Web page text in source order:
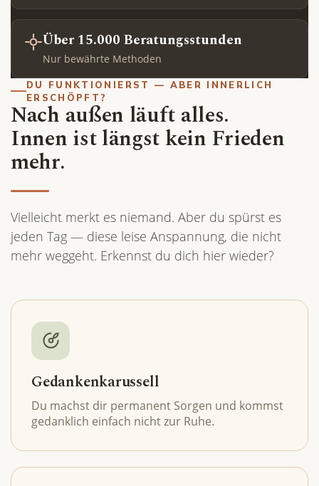
Über 15.000 Beratungsstunden
Nur bewährte Methoden
DU FUNKTIONIERST — ABER INNERLICH
ERSCHÖPFT?
Nach außen läuft alles.
Innen ist längst kein Frieden
mehr.
Vielleicht merkt es niemand. Aber du spürst es
jeden Tag — diese leise Anspannung, die nicht
mehr weggeht. Erkennst du dich hier wieder?
Gedankenkarussell
Du machst dir permanent Sorgen und kommst
gedanklich einfach nicht zur Ruhe.